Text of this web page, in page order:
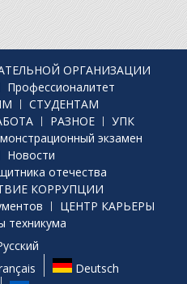
ОРГАНИЗАЦИИ
Профессионалитет
СТУДЕНТАМ
РАЗНОЕ
УПК
экзамен
Новости
отечества
КОРРУПЦИИ
ЦЕНТР КАРЬЕРЫ
техникума
Deutsch